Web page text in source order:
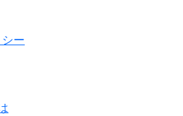
ー